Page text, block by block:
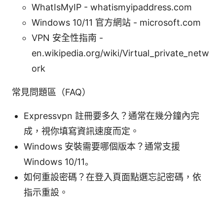
WhatIsMyIP - whatismyipaddress.com
Windows 10/11 官方網站 - microsoft.com
VPN 安全性指南 -
en.wikipedia.org/wiki/Virtual_private_netw
ork
常見問題區（FAQ）
Expressvpn 註冊要多久？通常在幾分鐘內完
成，視你填寫資訊速度而定。
Windows 安裝需要哪個版本？通常支援
Windows 10/11。
如何重設密碼？在登入頁面點選忘記密碼，依
指示重設。